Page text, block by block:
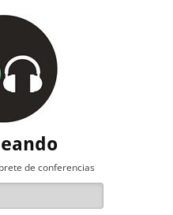
de conferencias